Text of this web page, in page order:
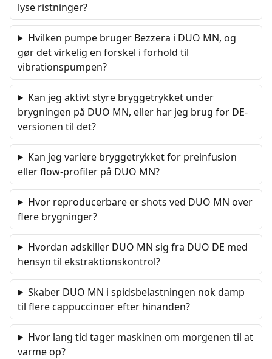
lyse ristninger?
Hvilken pumpe bruger Bezzera i DUO MN, og
gør det virkelig en forskel i forhold til
vibrationspumpen?
Kan jeg aktivt styre bryggetrykket under
brygningen på DUO MN, eller har jeg brug for DE-
versionen til det?
Kan jeg variere bryggetrykket for preinfusion
eller flow-profiler på DUO MN?
Hvor reproducerbare er shots ved DUO MN over
flere brygninger?
Hvordan adskiller DUO MN sig fra DUO DE med
hensyn til ekstraktionskontrol?
Skaber DUO MN i spidsbelastningen nok damp
til flere cappuccinoer efter hinanden?
Hvor lang tid tager maskinen om morgenen til at
varme op?